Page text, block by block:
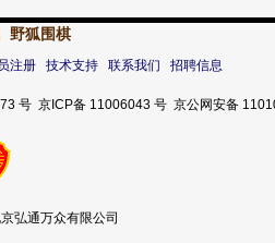
野狐围棋
注册 技术支持 联系我们 招聘信息
号 京ICP备 11006043 号 京公网安备
弘通万众有限公司